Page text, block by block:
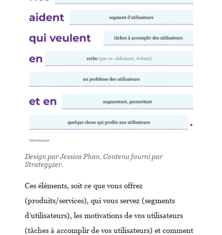
Design par Jessica Phan. Contenu fourni par
Strategyzer.
Ces éléments, soit ce que vous offrez
(produits/services), qui vous servez (segments
d’utilisateurs), les motivations de vos utilisateurs
(tâches à accomplir de vos utilisateurs) et comment